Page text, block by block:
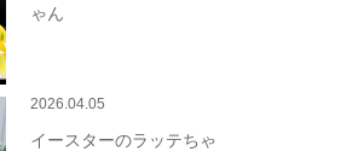
ゃん
2026.04.05
イースターのラッテちゃ